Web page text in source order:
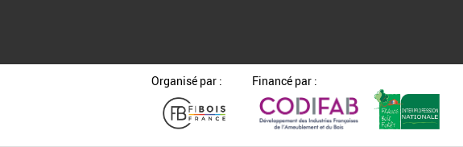
Organisé par : Financé par :